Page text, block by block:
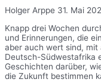
Holger Arppe 31. Mai
Knapp drei Wochen
und Erinnerungen, die
aber auch wert sind, mit
Deutsch-Südwestafrika
Geschichten darüber,
die Zukunft bestimmen